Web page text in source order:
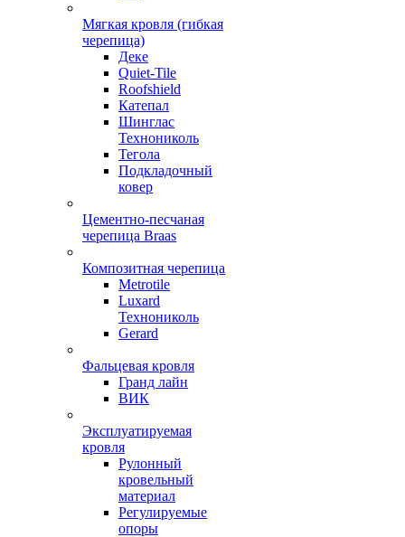
Мягкая кровля (гибкая
черепица)
Деке
Quiet-Tile
Roofshield
Катепал
Шинглас
Технониколь
Тегола
Подкладочный
ковер
Цементно-песчаная
черепица Braas
Композитная черепица
Metrotile
Luxard
Технониколь
Gerard
Фальцевая кровля
Гранд лайн
ВИК
Эксплуатируемая
кровля
Рулонный
кровельный
материал
Регулируемые
опоры